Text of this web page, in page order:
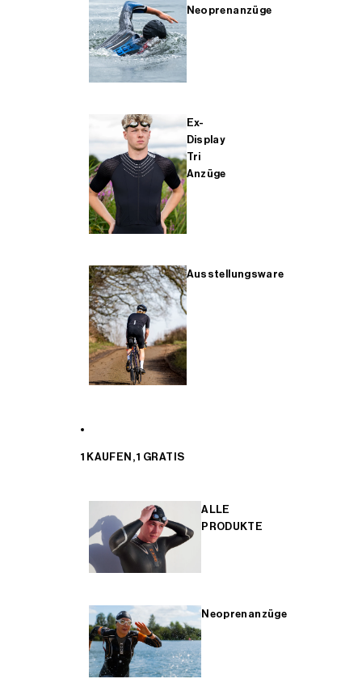
Neoprenanzüge
Ex-
Display
Tri
Anzüge
Ausstellungsware
1 KAUFEN, 1 GRATIS
ALLE
PRODUKTE
Neoprenanzüge